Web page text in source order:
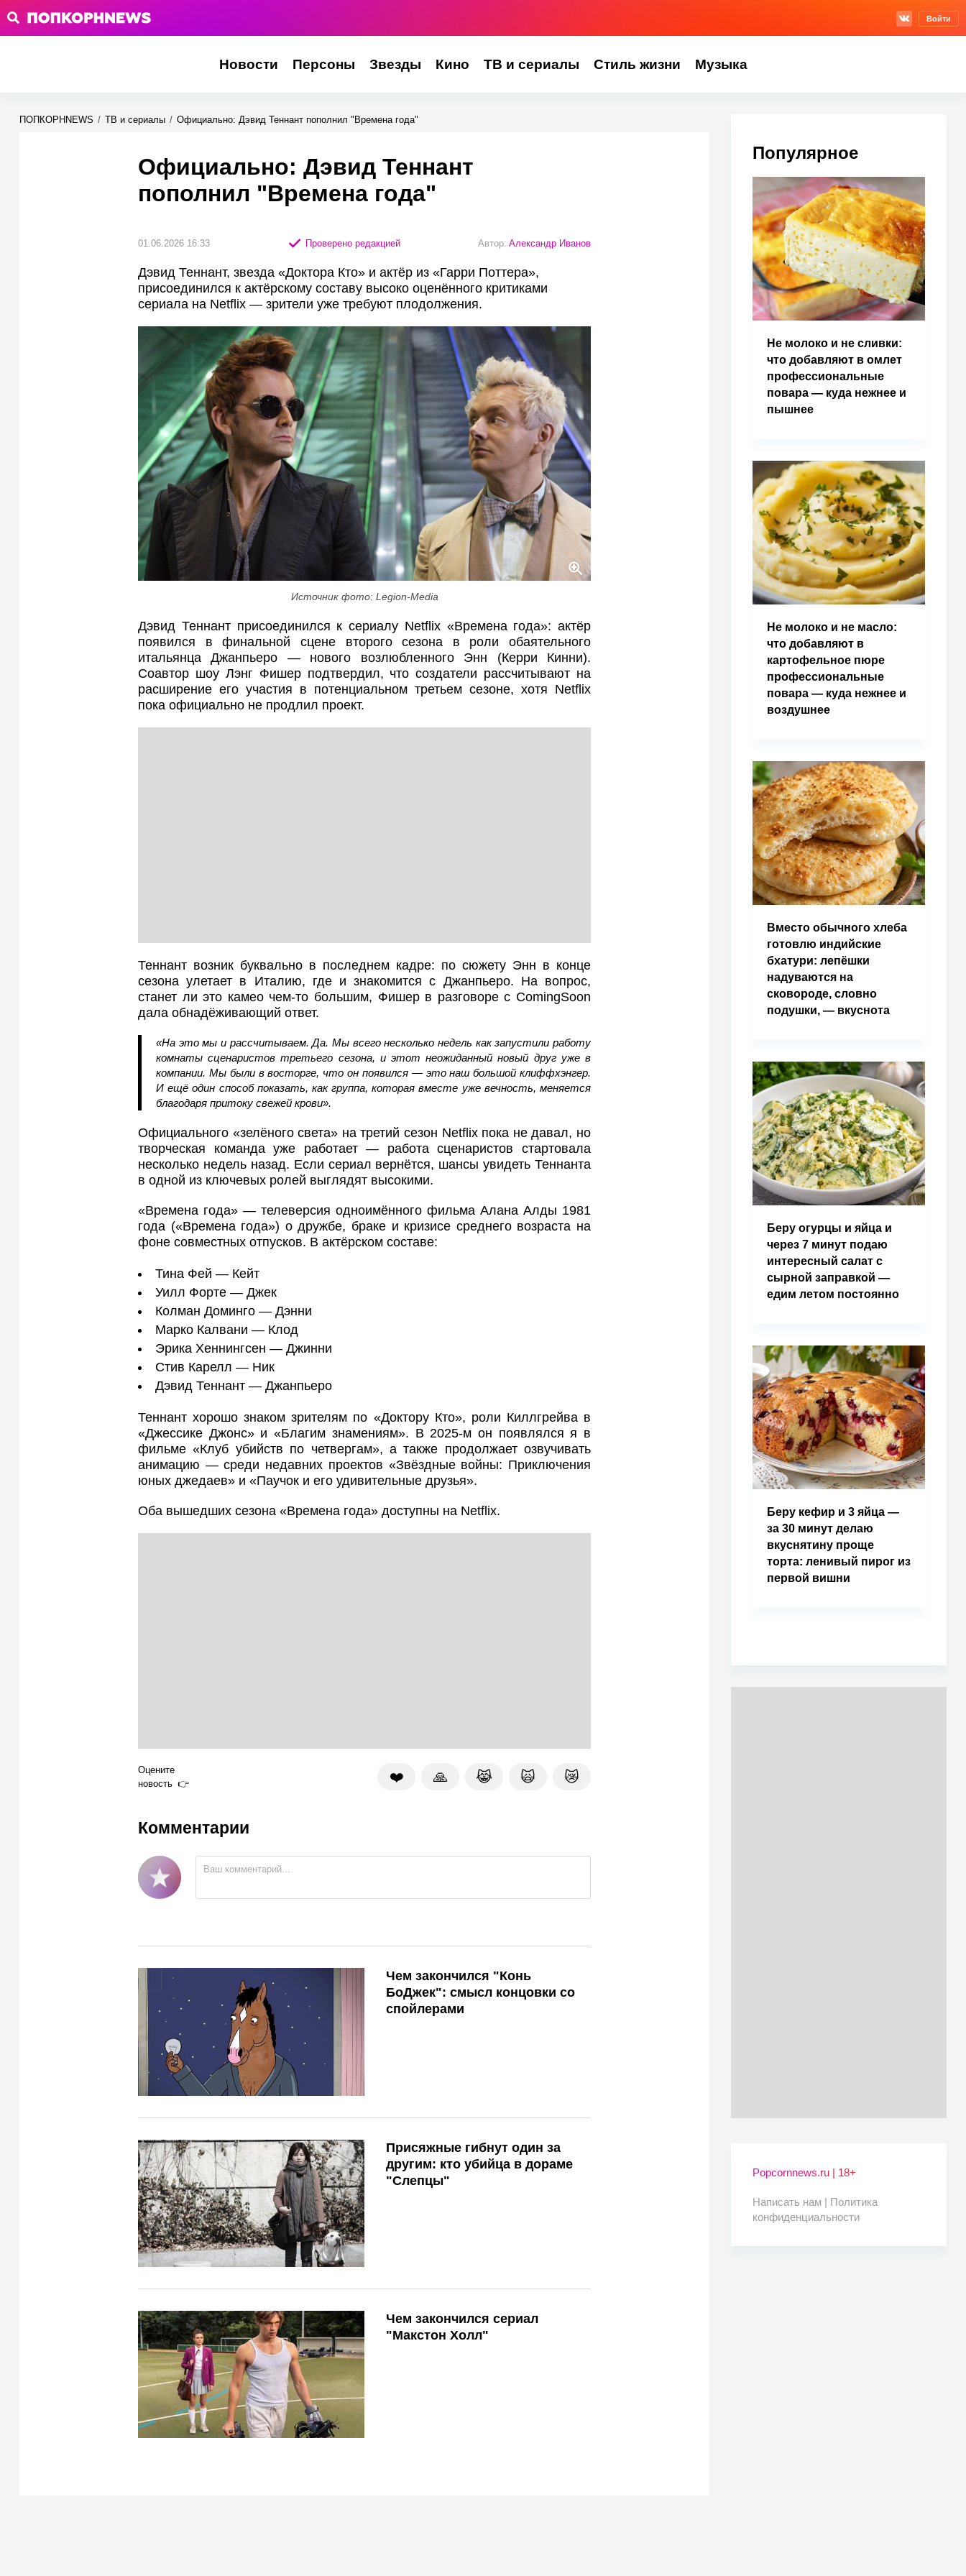
Войти
Новости Персоны Звезды Кино ТВ и сериалы Стиль жизни Музыка
ПОПКОРНNEWS / ТВ и сериалы / Официально: Дэвид Теннант пополнил "Времена года"
Официально: Дэвид Теннант
пополнил "Времена года"
01.06.2026 16:33 Проверено редакцией Автор: Александр Иванов
Дэвид Теннант, звезда «Доктора Кто» и актёр из «Гарри Поттера»,
присоединился к актёрскому составу высоко оценённого критиками
сериала на Netflix — зрители уже требуют плодолжения.
Источник фото: Legion-Media
Дэвид Теннант присоединился к сериалу Netflix «Времена года»: актёр
появился в финальной сцене второго сезона в роли обаятельного
итальянца Джанпьеро — нового возлюбленного Энн (Керри Кинни).
Соавтор шоу Лэнг Фишер подтвердил, что создатели рассчитывают на
расширение его участия в потенциальном третьем сезоне, хотя Netflix
пока официально не продлил проект.
Теннант возник буквально в последнем кадре: по сюжету Энн в конце
сезона улетает в Италию, где и знакомится с Джанпьеро. На вопрос,
станет ли это камео чем‑то большим, Фишер в разговоре с ComingSoon
дала обнадёживающий ответ.
«На это мы и рассчитываем. Да. Мы всего несколько недель как запустили работу
комнаты сценаристов третьего сезона, и этот неожиданный новый друг уже в
компании. Мы были в восторге, что он появился — это наш большой клиффхэнгер.
И ещё один способ показать, как группа, которая вместе уже вечность, меняется
благодаря притоку свежей крови».
Официального «зелёного света» на третий сезон Netflix пока не давал, но
творческая команда уже работает — работа сценаристов стартовала
несколько недель назад. Если сериал вернётся, шансы увидеть Теннанта
в одной из ключевых ролей выглядят высокими.
«Времена года» — телеверсия одноимённого фильма Алана Алды 1981
года («Времена года») о дружбе, браке и кризисе среднего возраста на
фоне совместных отпусков. В актёрском составе:
Тина Фей — Кейт
Уилл Форте — Джек
Колман Доминго — Дэнни
Марко Калвани — Клод
Эрика Хеннингсен — Джинни
Стив Карелл — Ник
Дэвид Теннант — Джанпьеро
Теннант хорошо знаком зрителям по «Доктору Кто», роли Киллгрейва в
«Джессике Джонс» и «Благим знамениям». В 2025-м он появлялся я в
фильме «Клуб убийств по четвергам», а также продолжает озвучивать
анимацию — среди недавних проектов «Звёздные войны: Приключения
юных джедаев» и «Паучок и его удивительные друзья».
Оба вышедших сезона «Времена года» доступны на Netflix.
Оцените
новость
❤️ 🙏 😹 🙀 😿
Комментарии
Чем закончился "Конь
БоДжек": смысл концовки со
спойлерами
Присяжные гибнут один за
другим: кто убийца в дораме
"Слепцы"
Чем закончился сериал
"Макстон Холл"
Популярное
Не молоко и не сливки:
что добавляют в омлет
профессиональные
повара — куда нежнее и
пышнее
Не молоко и не масло:
что добавляют в
картофельное пюре
профессиональные
повара — куда нежнее и
воздушнее
Вместо обычного хлеба
готовлю индийские
бхатури: лепёшки
надуваются на
сковороде, словно
подушки, — вкуснота
Беру огурцы и яйца и
через 7 минут подаю
интересный салат с
сырной заправкой —
едим летом постоянно
Беру кефир и 3 яйца —
за 30 минут делаю
вкуснятину проще
торта: ленивый пирог из
первой вишни
Popcornnews.ru | 18+
Написать нам | Политика
конфиденциальности